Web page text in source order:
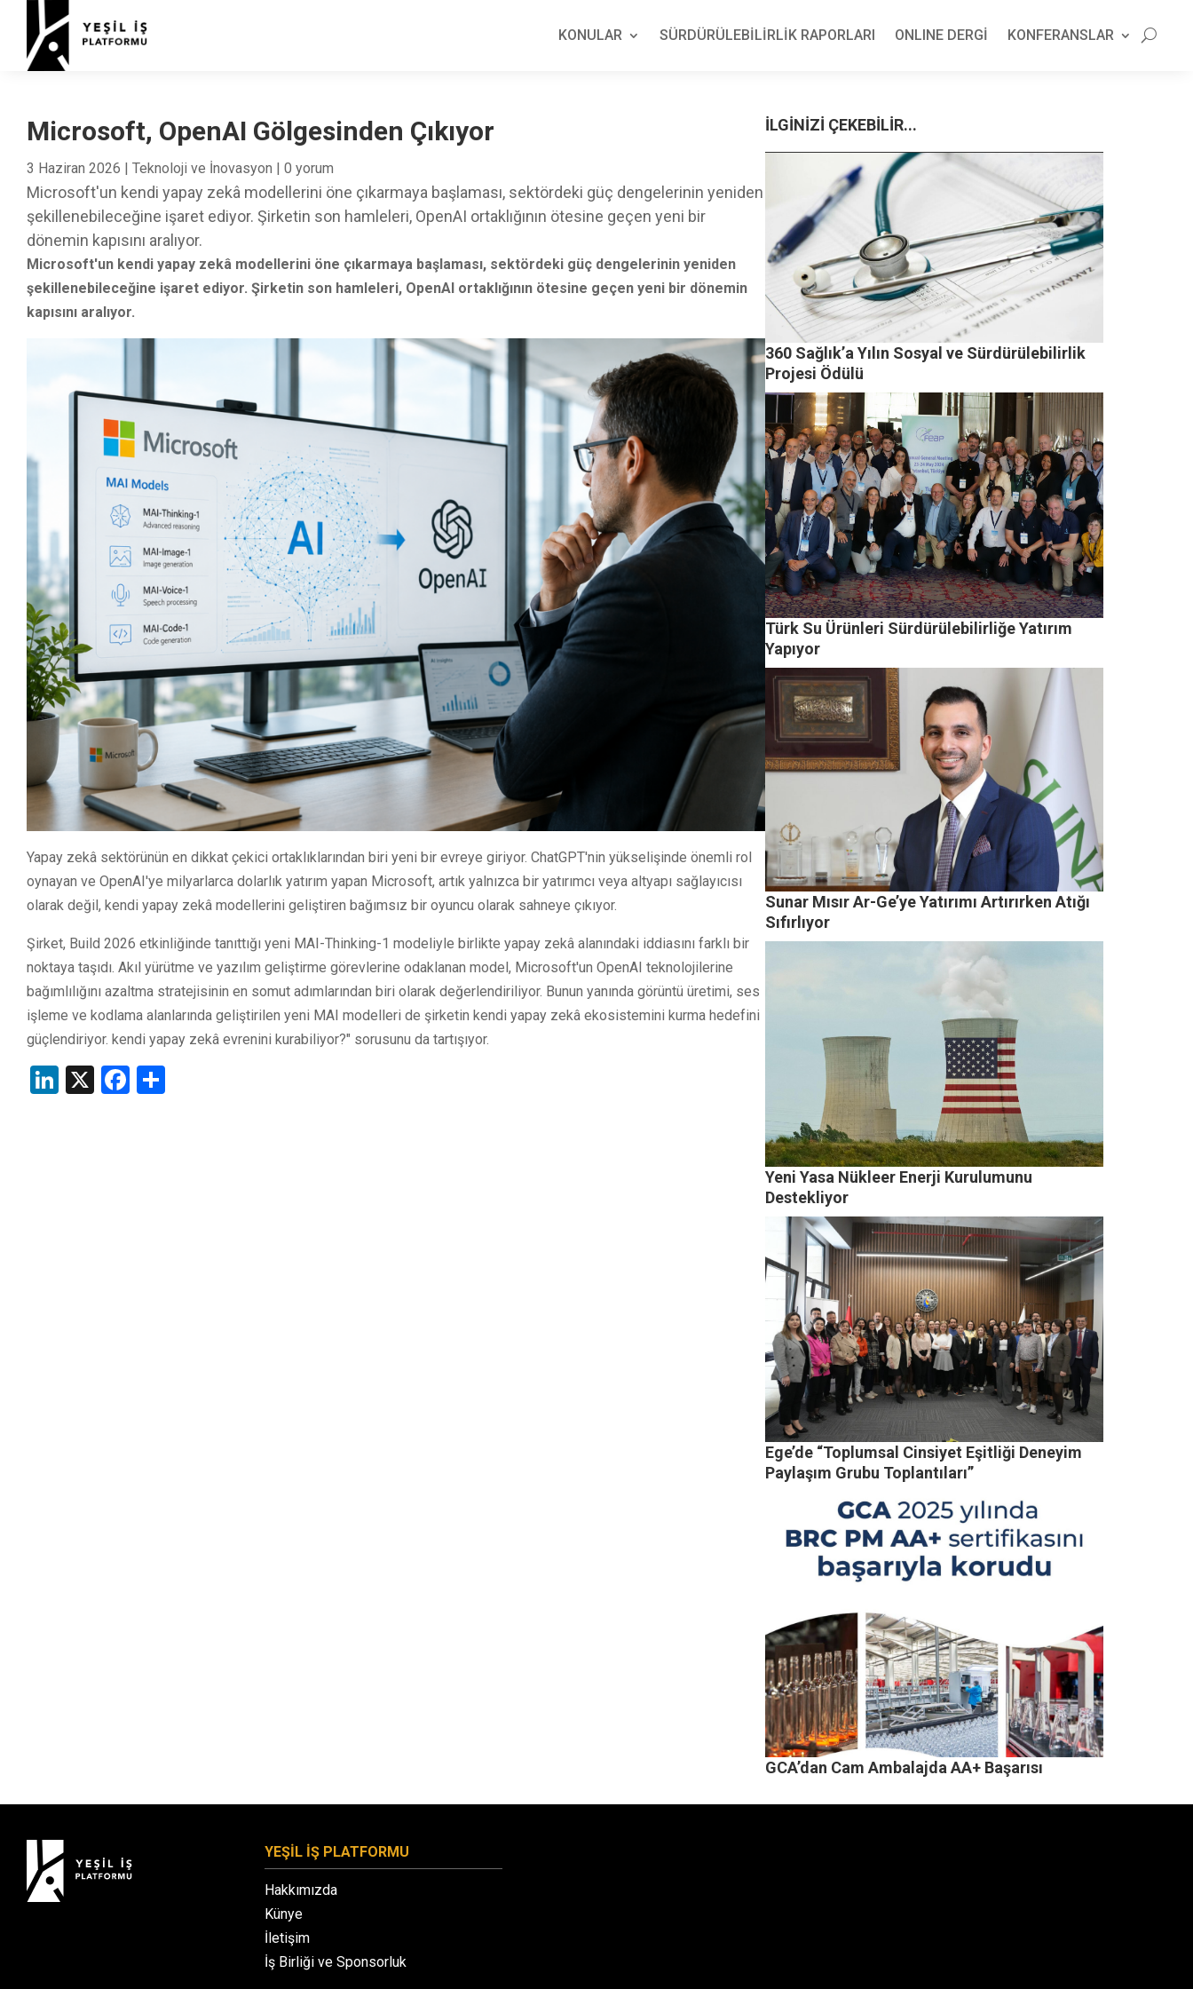
KONULAR SÜRDÜRÜLEBİLİRLİK RAPORLARI ONLINE DERGİ KONFERANSLAR
Microsoft, OpenAI Gölgesinden Çıkıyor
3 Haziran 2026 | Teknoloji ve İnovasyon | 0 yorum
Microsoft'un kendi yapay zekâ modellerini öne çıkarmaya başlaması, sektördeki güç dengelerinin yeniden
şekillenebileceğine işaret ediyor. Şirketin son hamleleri, OpenAI ortaklığının ötesine geçen yeni bir
dönemin kapısını aralıyor.
Microsoft'un kendi yapay zekâ modellerini öne çıkarmaya başlaması, sektördeki güç dengelerinin yeniden
şekillenebileceğine işaret ediyor. Şirketin son hamleleri, OpenAI ortaklığının ötesine geçen yeni bir dönemin
kapısını aralıyor.
Yapay zekâ sektörünün en dikkat çekici ortaklıklarından biri yeni bir evreye giriyor. ChatGPT'nin yükselişinde önemli rol
oynayan ve OpenAI'ye milyarlarca dolarlık yatırım yapan Microsoft, artık yalnızca bir yatırımcı veya altyapı sağlayıcısı
olarak değil, kendi yapay zekâ modellerini geliştiren bağımsız bir oyuncu olarak sahneye çıkıyor.
Şirket, Build 2026 etkinliğinde tanıttığı yeni MAI-Thinking-1 modeliyle birlikte yapay zekâ alanındaki iddiasını farklı bir
noktaya taşıdı. Akıl yürütme ve yazılım geliştirme görevlerine odaklanan model, Microsoft'un OpenAI teknolojilerine
bağımlılığını azaltma stratejisinin en somut adımlarından biri olarak değerlendiriliyor. Bunun yanında görüntü üretimi, ses
işleme ve kodlama alanlarında geliştirilen yeni MAI modelleri de şirketin kendi yapay zekâ ekosistemini kurma hedefini
güçlendiriyor. kendi yapay zekâ evrenini kurabiliyor?" sorusunu da tartışıyor.
LinkedIn
X Facebook
İLGİNİZİ ÇEKEBİLİR...
360 Sağlık’a Yılın Sosyal ve Sürdürülebilirlik
Projesi Ödülü
Türk Su Ürünleri Sürdürülebilirliğe Yatırım
Yapıyor
Sunar Mısır Ar-Ge’ye Yatırımı Artırırken Atığı
Sıfırlıyor
Yeni Yasa Nükleer Enerji Kurulumunu
Destekliyor
Ege’de “Toplumsal Cinsiyet Eşitliği Deneyim
Paylaşım Grubu Toplantıları”
GCA’dan Cam Ambalajda AA+ Başarısı
YEŞİL İŞ PLATFORMU
Hakkımızda
Künye
İletişim
İş Birliği ve Sponsorluk